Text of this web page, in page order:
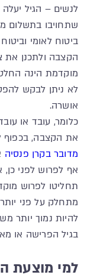
שתחויבו בתשלום
ביטוח לאומי
הקצבה ולתכנן את
מוקדמת הינה
לא ניתן לבקש
אושרה.
את הקצבה, בכפוף
מדובר בקרן פנסיה
אף לפרוש לפני
תחליטו לפרוש
מתחלק על פני
להיות נמוך יותר
בגיל הפרישה או
למי מוצעת